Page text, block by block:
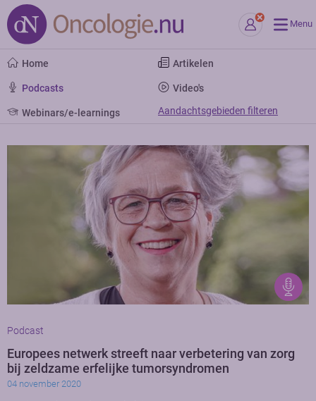
Menu
Home Artikelen
Podcasts Video's
Webinars/e-learnings Aandachtsgebieden filteren
Podcast
Europees netwerk streeft naar verbetering van zorg
bij zeldzame erfelijke tumorsyndromen
04 november 2020